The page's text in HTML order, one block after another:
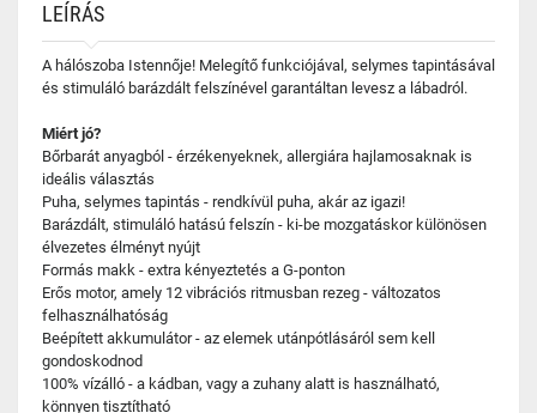
LEÍRÁS
A hálószoba Istennője! Melegítő funkciójával, selymes tapintásával
és stimuláló barázdált felszínével garantáltan levesz a lábadról.
Miért jó?
Bőrbarát anyagból - érzékenyeknek, allergiára hajlamosaknak is
ideális választás
Puha, selymes tapintás - rendkívül puha, akár az igazi!
Barázdált, stimuláló hatású felszín - ki-be mozgatáskor különösen
élvezetes élményt nyújt
Formás makk - extra kényeztetés a G-ponton
Erős motor, amely 12 vibrációs ritmusban rezeg - változatos
felhasználhatóság
Beépített akkumulátor - az elemek utánpótlásáról sem kell
gondoskodnod
100% vízálló - a kádban, vagy a zuhany alatt is használható,
könnyen tisztítható